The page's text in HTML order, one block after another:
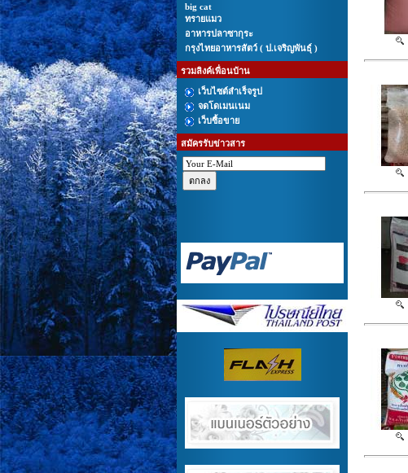
big cat
ทรายแมว
อาหารปลาซากุระ
กรุงไทยอาหารสัตว์ ( ป.เจริญพันธุ์ )
รวมลิงค์เพื่อนบ้าน
เว็บไซต์สำเร็จรูป
จดโดเมนเนม
เว็บซื้อขาย
สมัครรับข่าวสาร